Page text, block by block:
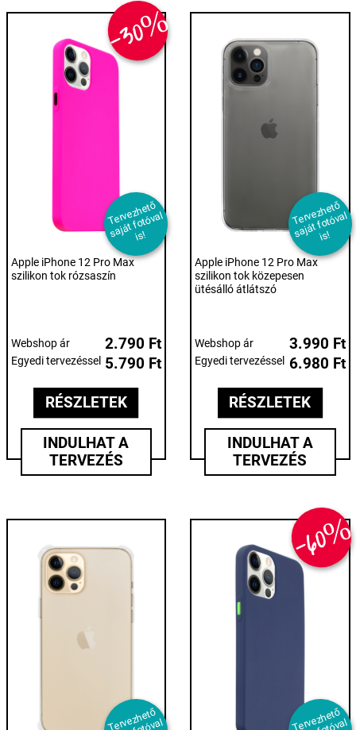
-30%
T
er
v
e
z
h
et
ő
s
aj
át f
ot
ó
v
al
i
s!
Apple iPhone 12 Pro Max
szilikon tok rózsaszín
Webshop ár 2.790 Ft
Egyedi tervezéssel 5.790 Ft
RÉSZLETEK
INDULHAT A
TERVEZÉS
T
er
v
e
z
h
et
ő
s
aj
át f
ot
ó
v
al
i
s!
Apple iPhone 12 Pro Max
szilikon tok közepesen
ütésálló átlátszó
Webshop ár 3.990 Ft
Egyedi tervezéssel 6.980 Ft
RÉSZLETEK
INDULHAT A
TERVEZÉS
T
er
e
z
h
et
ő
s
aj
át f
ot
ó
v
i
-
T
er
e
z
h
et
ő
s
aj
át f
ot
ó
v
i